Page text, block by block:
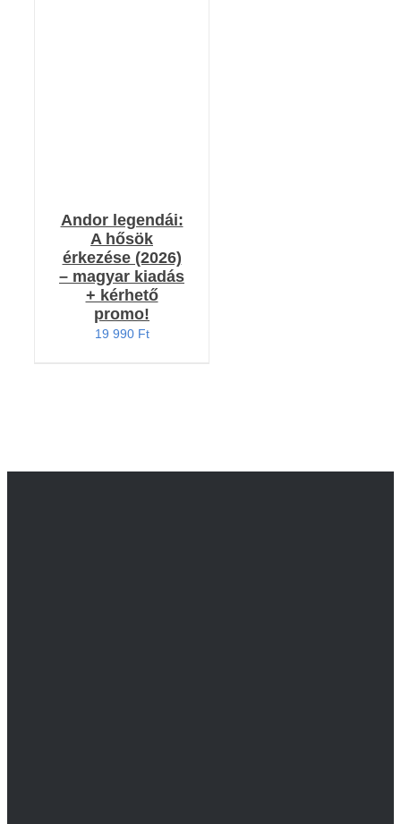
Andor legendái:
A hősök
érkezése (2026)
– magyar kiadás
+ kérhető
promo!
19 990 Ft